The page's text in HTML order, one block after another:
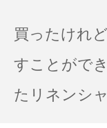
買ったけれ
すことがで
たリネンシ